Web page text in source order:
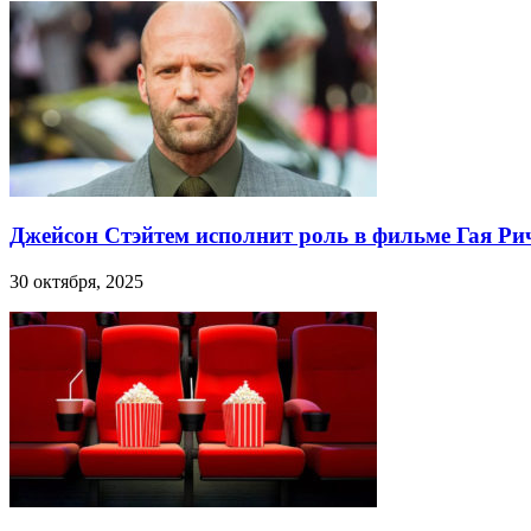
Джейсон Стэйтем исполнит роль в фильме Гая
30 октября, 2025